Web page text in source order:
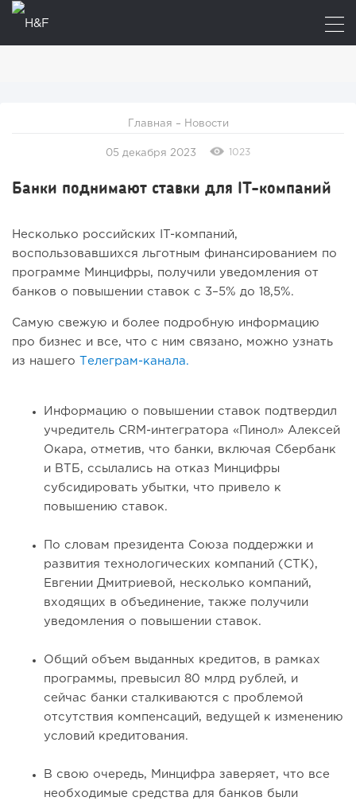
Главная – Новости
05 декабря 2023 1023
Банки поднимают ставки для IT-компаний
Несколько российских IT-компаний,
воспользовавшихся льготным финансированием по
программе Минцифры, получили уведомления от
банков о повышении ставок с 3–5% до 18,5%.
Самую свежую и более подробную информацию
про бизнес и все, что с ним связано, можно узнать
из нашего
Телеграм-канала.
Информацию о повышении ставок подтвердил
учредитель CRM-интегратора «Пинол» Алексей
Окара, отметив, что банки, включая Сбербанк
и ВТБ, ссылались на отказ Минцифры
субсидировать убытки, что привело к
повышению ставок.
По словам президента Союза поддержки и
развития технологических компаний (СТК),
Евгении Дмитриевой, несколько компаний,
входящих в объединение, также получили
уведомления о повышении ставок.
Общий объем выданных кредитов, в рамках
программы, превысил 80 млрд рублей, и
сейчас банки сталкиваются с проблемой
отсутствия компенсаций, ведущей к изменению
условий кредитования.
В свою очередь, Минцифра заверяет, что все
необходимые средства для банков были